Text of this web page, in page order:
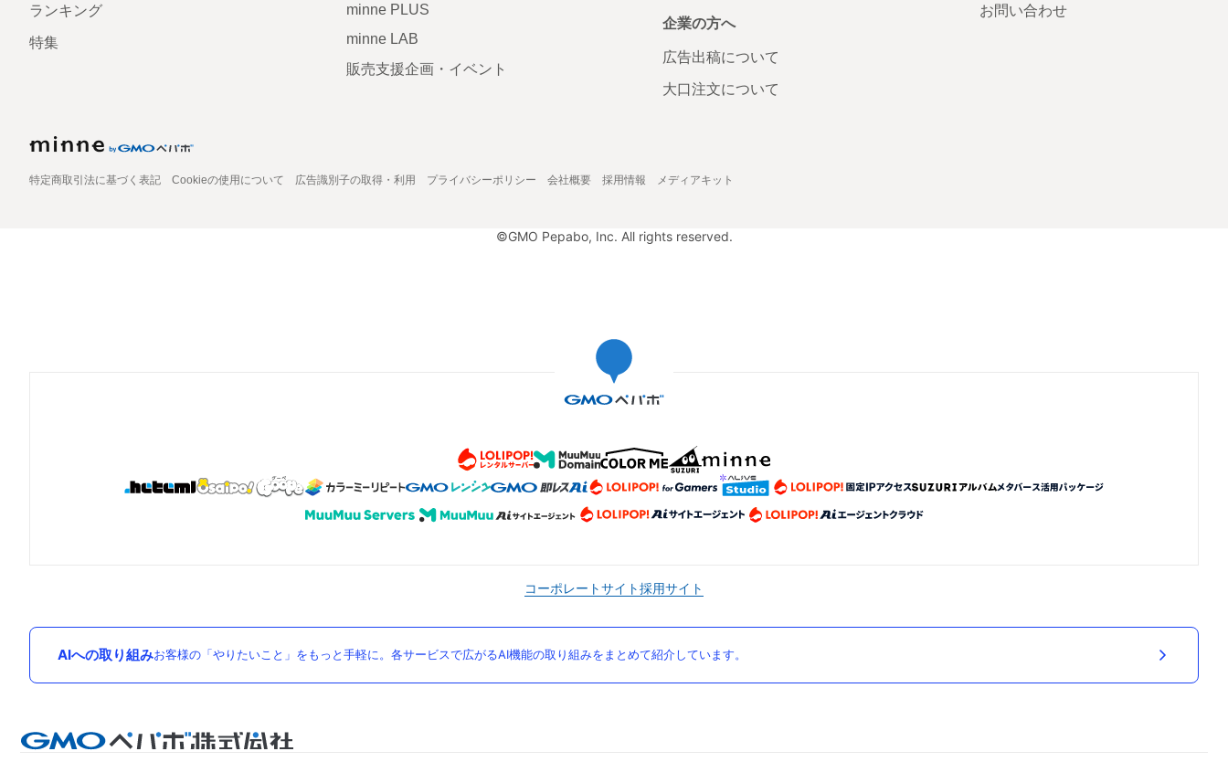
ランキング
特集
minne PLUS
minne LAB
販売支援企画・イベント
企業の方へ
広告出稿について
大口注文について
お問い合わせ
特定商取引法に基づく表記 Cookieの使用について 広告識別子の取得・利用 プライバシーポリシー 会社概要 採用情報 メディアキット
©GMO Pepabo, Inc. All rights reserved.
コーポレートサイト採用サイト
AIへの取り組みお客様の「やりたいこと」をもっと手軽に。各サービスで広がるAI機能の取り組みをまとめて紹介しています。